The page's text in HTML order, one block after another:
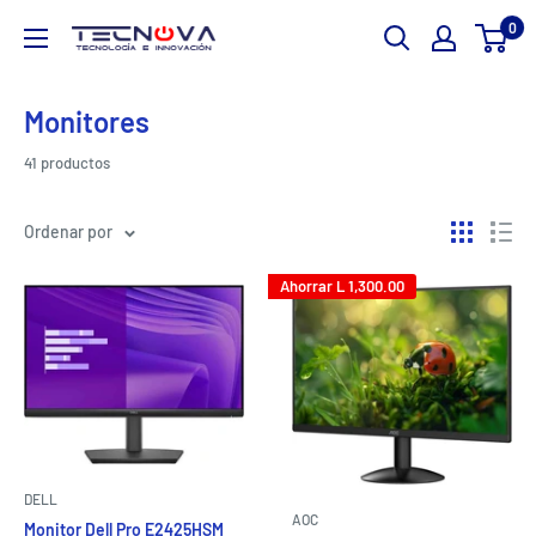
directamente
contenido
TECNOVA
0
Monitores
41 productos
Ordenar por
DELL
Monitor Dell Pro E2425HSM
Ahorrar L 1,300.00
AOC